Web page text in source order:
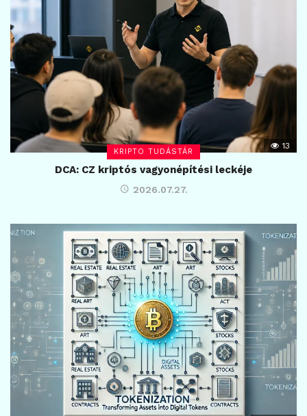
KRIPTO TUDÁSTÁR
13
DCA: CZ kriptós vagyonépítési leckéje
2026.07.27.